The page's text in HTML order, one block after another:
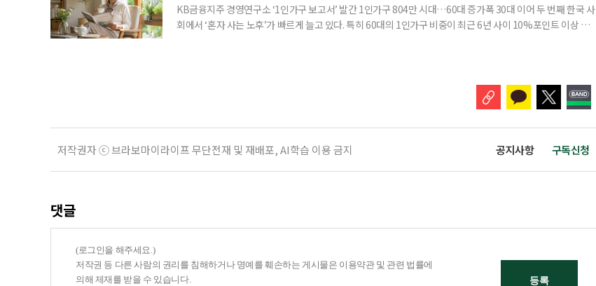
KB금융지주 경영연구소 ‘1인가구 보고서’ 발간 1인가구 804만 시대…60대 증가폭 30대 이어 두 번째 한국 사
회에서 ‘혼자 사는 노후’가 빠르게 늘고 있다. 특히 60대의 1인가구 비중이 최근 6년 사이 10%포인트 이상 상
저작권자 ⓒ 브라보마이라이프 무단전재 및 재배포, AI학습 이용 금지 공지사항 구독신청
댓글